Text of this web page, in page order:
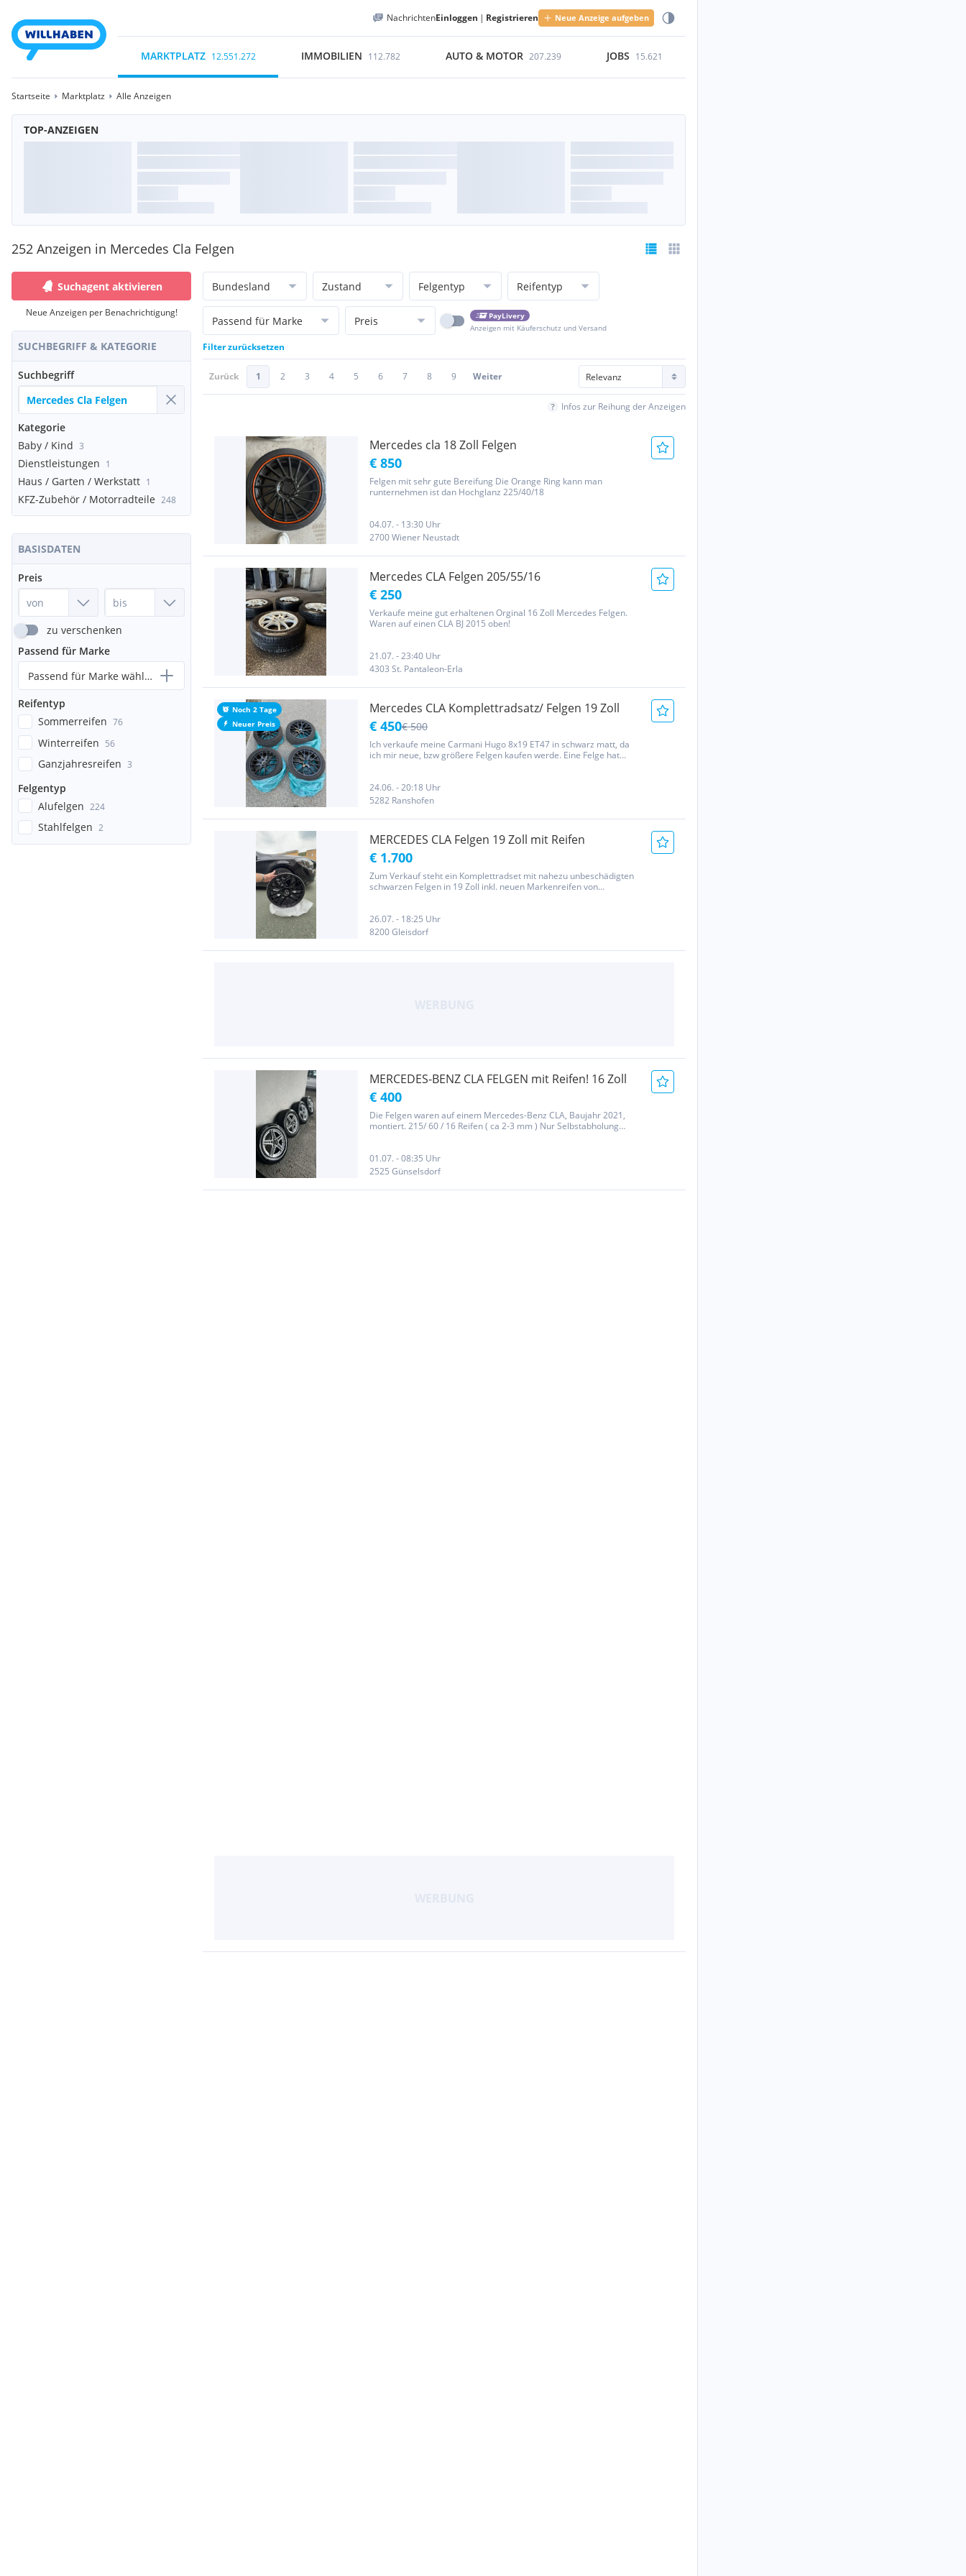
NachrichtenEinloggen | Registrieren Neue Anzeige aufgeben
MARKTPLATZ 12.551.272 IMMOBILIEN 112.782 AUTO & MOTOR 207.239 JOBS 15.621
Startseite Marktplatz Alle Anzeigen
TOP-ANZEIGEN
252 Anzeigen in Mercedes Cla Felgen
Suchagent aktivieren
Neue Anzeigen per Benachrichtigung!
SUCHBEGRIFF & KATEGORIE
Suchbegriff
Kategorie
Baby / Kind 3
Dienstleistungen 1
Haus / Garten / Werkstatt 1
KFZ-Zubehör / Motorradteile 248
BASISDATEN
Preis
zu verschenken
Passend für Marke
Passend für Marke wählen...
Reifentyp
Sommerreifen 76
Winterreifen 56
Ganzjahresreifen 3
Felgentyp
Alufelgen 224
Stahlfelgen 2
Bundesland Zustand Felgentyp Reifentyp
Passend für Marke Preis
PayLivery
Anzeigen mit Käuferschutz und Versand
Filter zurücksetzen
Zurück 1 2 3 4 5 6 7 8 9 Weiter
Infos zur Reihung der Anzeigen
Mercedes cla 18 Zoll Felgen
€ 850
Felgen mit sehr gute Bereifung Die Orange Ring kann man
runternehmen ist dan Hochglanz 225/40/18
04.07. - 13:30 Uhr
2700 Wiener Neustadt
Mercedes CLA Felgen 205/55/16
€ 250
Verkaufe meine gut erhaltenen Orginal 16 Zoll Mercedes Felgen.
Waren auf einen CLA BJ 2015 oben!
21.07. - 23:40 Uhr
4303 St. Pantaleon-Erla
Noch 2 Tage
Neuer Preis
Mercedes CLA Komplettradsatz/ Felgen 19 Zoll
€ 450€ 500
Ich verkaufe meine Carmani Hugo 8x19 ET47 in schwarz matt, da
ich mir neue, bzw größere Felgen kaufen werde. Eine Felge hat
24.06. - 20:18 Uhr
5282 Ranshofen
MERCEDES CLA Felgen 19 Zoll mit Reifen
€ 1.700
Zum Verkauf steht ein Komplettradset mit nahezu unbeschädigten
schwarzen Felgen in 19 Zoll inkl. neuen Markenreifen von
eine Macke...
26.07. - 18:25 Uhr
8200 Gleisdorf
MERCEDES-BENZ CLA FELGEN mit Reifen! 16 Zoll
€ 400
Die Felgen waren auf einem Mercedes-Benz CLA, Baujahr 2021,
montiert. 215/ 60 / 16 Reifen ( ca 2-3 mm ) Nur Selbstabholung
01.07. - 08:35 Uhr
2525 Günselsdorf